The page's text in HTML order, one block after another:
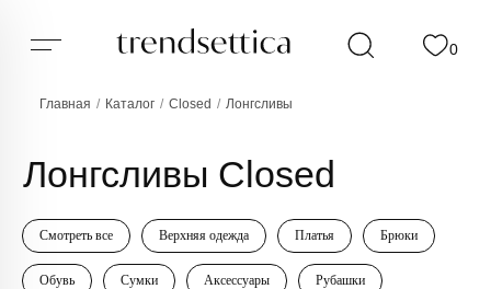
Главная / Каталог / Closed / Лонгсливы
Смотреть все Верхняя одежда Платья Брюки
Обувь Сумки Аксессуары Рубашки